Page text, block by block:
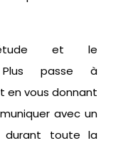
et le
passe à
en vous donnant
avec un
durant toute la